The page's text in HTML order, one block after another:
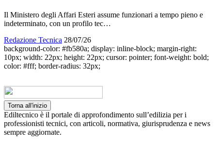
Il Ministero degli Affari Esteri assume funzionari a tempo pieno e
indeterminato, con un profilo tec…
Redazione Tecnica 28/07/26
background-color: #fb580a; display: inline-block; margin-right:
10px; width: 22px; height: 22px; cursor: pointer; font-weight: bold;
color: #fff; border-radius: 32px;
Torna all'inizio
Ediltecnico è il portale di approfondimento sull’edilizia per i
professionisti tecnici, con articoli, normativa, giurisprudenza e news
sempre aggiornate.